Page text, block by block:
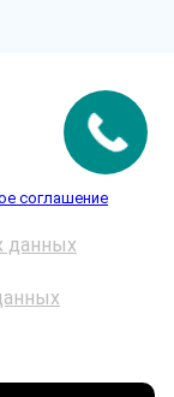
соглашение
данных